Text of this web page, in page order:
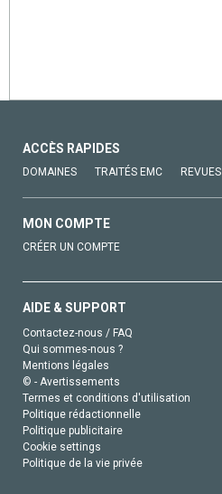
ACCÈS RAPIDES
DOMAINES TRAITÉS EMC REVUES
MON COMPTE
CRÉER UN COMPTE
AIDE & SUPPORT
Contactez-nous / FAQ
Qui sommes-nous ?
Mentions légales
© - Avertissements
Termes et conditions d'utilisation
Politique rédactionnelle
Politique publicitaire
Cookie settings
Politique de la vie privée